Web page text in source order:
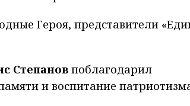
Героя, представители
Степанов поблагодарил
и воспитание